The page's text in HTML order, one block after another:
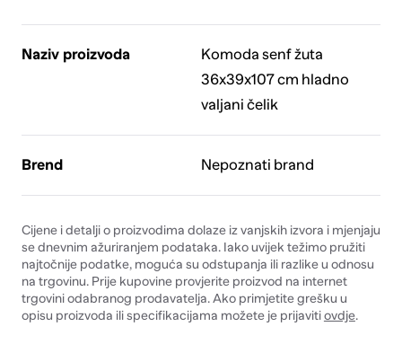
Naziv proizvoda
Komoda senf žuta
36x39x107 cm hladno
valjani čelik
Brend Nepoznati brand
Cijene i detalji o proizvodima dolaze iz vanjskih izvora i mjenjaju
se dnevnim ažuriranjem podataka. Iako uvijek težimo pružiti
najtočnije podatke, moguća su odstupanja ili razlike u odnosu
na trgovinu. Prije kupovine provjerite proizvod na internet
trgovini odabranog prodavatelja. Ako primjetite grešku u
opisu proizvoda ili specifikacijama možete je prijavitiovdje.